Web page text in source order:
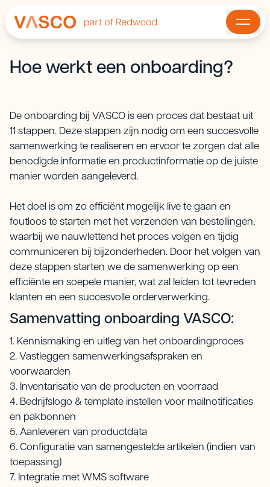
Hoe werkt een onboarding?
De onboarding bij VASCO is een proces dat bestaat uit
11 stappen. Deze stappen zijn nodig om een succesvolle
samenwerking te realiseren en ervoor te zorgen dat alle
benodigde informatie en productinformatie op de juiste
manier worden aangeleverd.
Het doel is om zo efficiënt mogelijk live te gaan en
foutloos te starten met het verzenden van bestellingen,
waarbij we nauwlettend het proces volgen en tijdig
communiceren bij bijzonderheden. Door het volgen van
deze stappen starten we de samenwerking op een
efficiënte en soepele manier, wat zal leiden tot tevreden
klanten en een succesvolle orderverwerking.
Samenvatting onboarding VASCO:
1. Kennismaking en uitleg van het onboardingproces
2. Vastleggen samenwerkingsafspraken en
voorwaarden
3. Inventarisatie van de producten en voorraad
4. Bedrijfslogo & template instellen voor mailnotificaties
en pakbonnen
5. Aanleveren van productdata
6. Configuratie van samengestelde artikelen (indien van
toepassing)
7. Integratie met WMS software